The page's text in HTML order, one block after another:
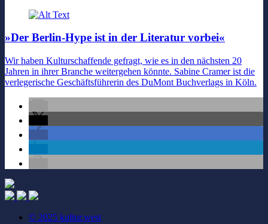
»Der Berlin-Hype ist in der Literatur vorbei«
Wir haben Kulturschaffende gefragt, wie es in den nächsten 20
Jahren in ihrer Branche weitergehen könnte. Sabine Cramer ist die
verlegerische Geschäftsführerin des DuMont Buchverlags in Köln.
© 2025 kultur.west